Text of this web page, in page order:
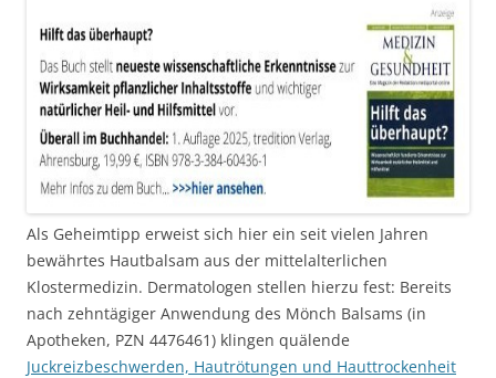
Als Geheimtipp erweist sich hier ein seit vielen Jahren
bewährtes Hautbalsam aus der mittelalterlichen
Klostermedizin. Dermatologen stellen hierzu fest: Bereits
nach zehntägiger Anwendung des Mönch Balsams (in
Apotheken, PZN 4476461) klingen quälende
Juckreizbeschwerden, Hautrötungen und Hauttrockenheit